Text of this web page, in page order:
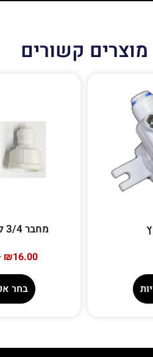
מוצרים קשורים
מחבר 3/4 לצינור 8 מ”מ
₪16.00
בחר